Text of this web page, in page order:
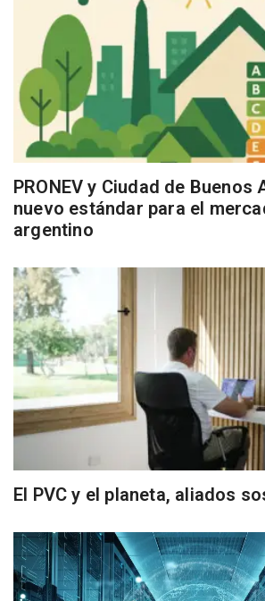
PRONEV y Ciudad de Buenos
nuevo estándar para el
argentino
El PVC y el planeta, aliados